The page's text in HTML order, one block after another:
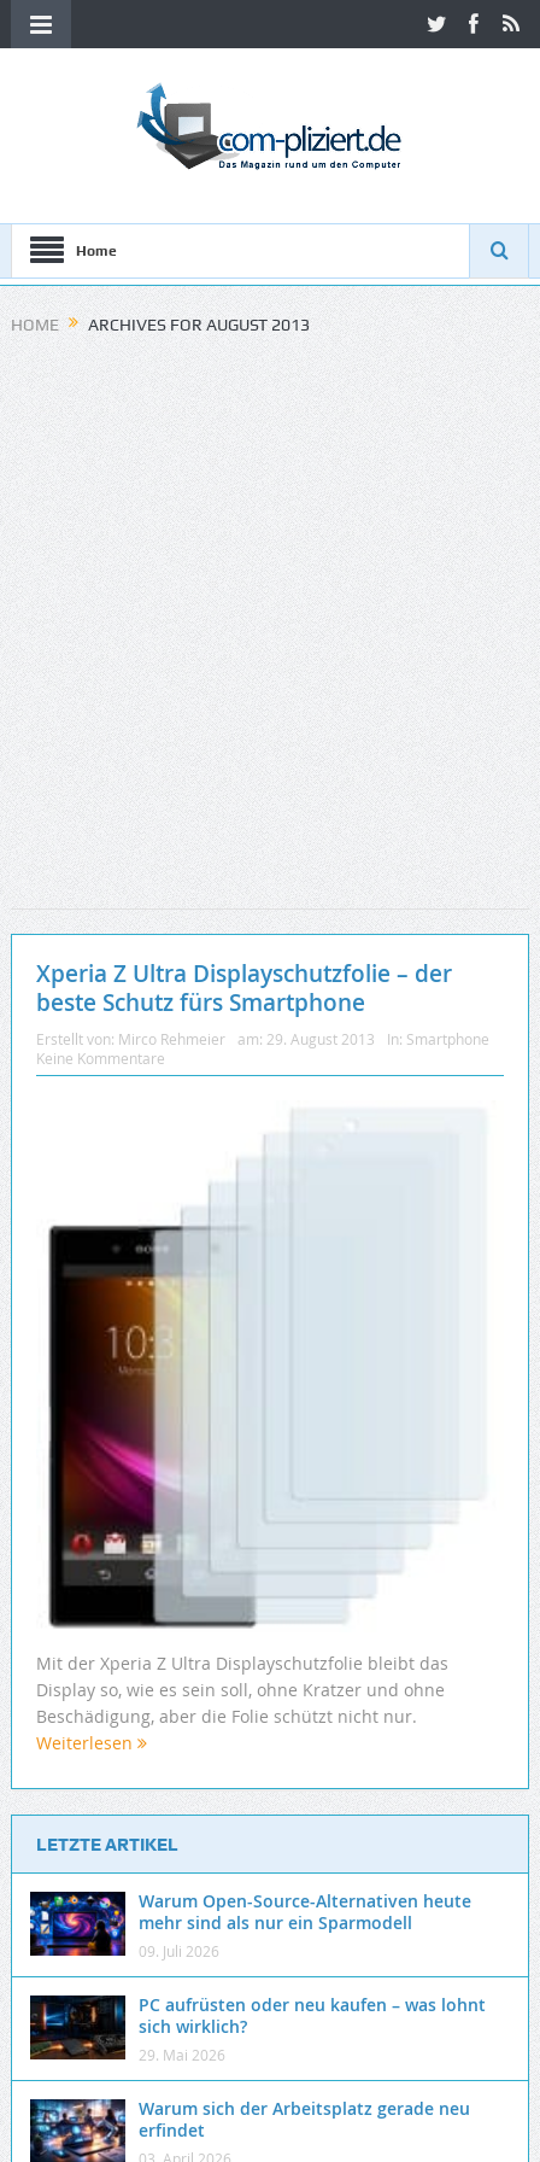
Home
HOME ARCHIVES FOR AUGUST 2013
Xperia Z Ultra Displayschutzfolie – der
beste Schutz fürs Smartphone
Erstellt von: Mirco Rehmeier am: 29. August 2013 In: Smartphone
Keine Kommentare
Mit der Xperia Z Ultra Displayschutzfolie bleibt das
Display so, wie es sein soll, ohne Kratzer und ohne
Beschädigung, aber die Folie schützt nicht nur.
Weiterlesen
LETZTE ARTIKEL
Warum Open-Source-Alternativen heute
mehr sind als nur ein Sparmodell
09. Juli 2026
PC aufrüsten oder neu kaufen – was lohnt
sich wirklich?
29. Mai 2026
Warum sich der Arbeitsplatz gerade neu
erfindet